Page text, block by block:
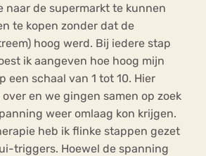
naar de supermarkt te kunnen
te kopen zonder dat de
hoog werd. Bij iedere stap
ik aangeven hoe hoog mijn
een schaal van 1 tot 10. Hier
en we gingen samen op zoek
weer omlaag kon krijgen.
heb ik flinke stappen gezet
triggers. Hoewel de spanning